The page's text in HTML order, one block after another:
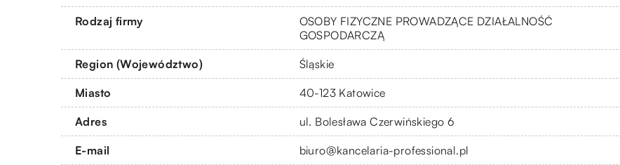
Rodzaj firmy
OSOBY FIZYCZNE PROWADZĄCE DZIAŁALNOŚĆ
GOSPODARCZĄ
Region (Województwo) Śląskie
Miasto 40-123 Katowice
Adres ul. Bolesława Czerwińskiego 6
E-mail biuro@kancelaria-professional.pl